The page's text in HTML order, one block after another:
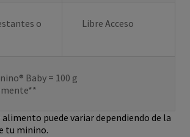
o
Libre Acceso
Baby = 100 g
alimento puede variar dependiendo de la
tu minino.